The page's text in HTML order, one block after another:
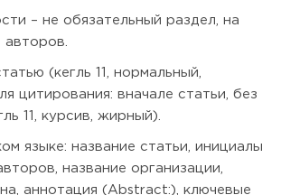
– не обязательный раздел, на
(кегль 11, нормальный,
цитирования: вначале статьи, без
11, курсив, жирный).
языке: название статьи, инициалы
название организации,
аннотация (Abstract:), ключевые